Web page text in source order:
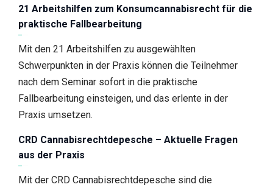
21 Arbeitshilfen zum Konsumcannabisrecht für die
praktische Fallbearbeitung
Mit den 21 Arbeitshilfen zu ausgewählten
Schwerpunkten in der Praxis können die Teilnehmer
nach dem Seminar sofort in die praktische
Fallbearbeitung einsteigen, und das erlente in der
Praxis umsetzen.
CRD Cannabisrechtdepesche – Aktuelle Fragen
aus der Praxis
Mit der CRD Cannabisrechtdepesche sind die